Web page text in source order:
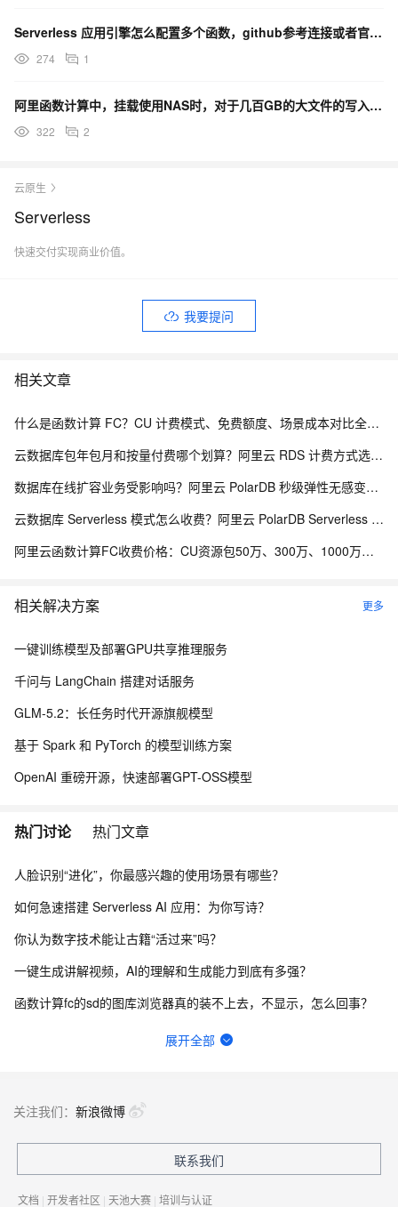
Serverless 应用引擎怎么配置多个函数，github参考连接或者官方文档？
274 1
阿里函数计算中，挂载使用NAS时，对于几百GB的大文件的写入，有无限制？
322 2
云原生
Serverless
快速交付实现商业价值。
我要提问
相关文章
什么是函数计算 FC？CU 计费模式、免费额度、场景成本对比全说明
云数据库包年包月和按量付费哪个划算？阿里云 RDS 计费方式选型全解析
数据库在线扩容业务受影响吗？阿里云 PolarDB 秒级弹性无感变配解析
云数据库 Serverless 模式怎么收费？阿里云 PolarDB Serverless 按需计费解析
阿里云函数计算FC收费价格：CU资源包50万、300万、1000万、2亿、20亿及4000万CU费用清单
相关解决方案 更多
一键训练模型及部署GPU共享推理服务
千问与 LangChain 搭建对话服务
GLM-5.2：长任务时代开源旗舰模型
基于 Spark 和 PyTorch 的模型训练方案
OpenAI 重磅开源，快速部署GPT-OSS模型
热门讨论 热门文章
人脸识别“进化”，你最感兴趣的使用场景有哪些？
如何急速搭建 Serverless AI 应用：为你写诗？
你认为数字技术能让古籍“活过来”吗？
一键生成讲解视频，AI的理解和生成能力到底有多强？
函数计算fc的sd的图库浏览器真的装不上去，不显示，怎么回事？
请问主域名备案了，子域名还要备案吗？
函数计算，通过FC函数创建的SD，怎么改默认配置？
展开全部
关注我们： 新浪微博
联系我们
文档 | 开发者社区 | 天池大赛 | 培训与认证